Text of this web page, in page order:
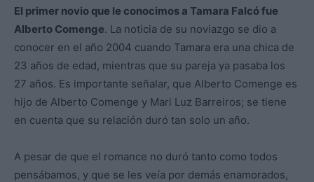
El primer novio que le conocimos a Tamara Falcó fue
Alberto Comenge. La noticia de su noviazgo se dio a
conocer en el año 2004 cuando Tamara era una chica de
23 años de edad, mientras que su pareja ya pasaba los
27 años. Es importante señalar, que Alberto Comenge es
hijo de Alberto Comenge y Mari Luz Barreiros; se tiene
en cuenta que su relación duró tan solo un año.
A pesar de que el romance no duró tanto como todos
pensábamos, y que se les veía por demás enamorados,